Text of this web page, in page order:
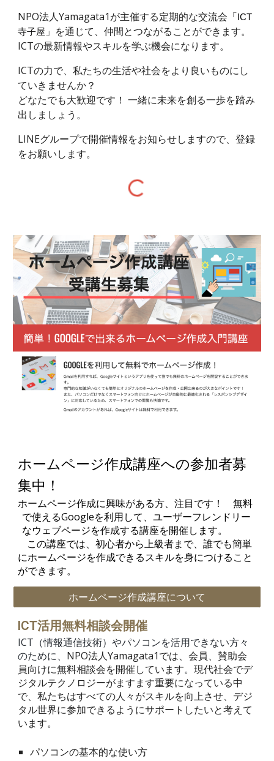
NPO法人Yamagata1が主催する定期的な交流会 「ICT
寺子屋 」 を通じて、仲間とつながることができます。
ICTの最新情報やスキルを学ぶ機会になります。
ICTの力で、私たちの生活や社会をより良いものにし
ていきませんか？
どなたでも大歓迎です！ 一緒に未来を創る一歩を踏み
出しましょう。
LINEグループで開催情報をお知らせしますので、登録
をお願いします。
ホームページ作成講座への参加者募
集中！
ホームページ作成に興味がある方、注目です！ 無料
で使えるGoogleを利用して、ユーザーフレンドリー
なウェブページを作成する講座を開催します。
この講座では、初心者から上級者まで、誰でも簡単
にホームページを作成できるスキルを身につけること
ができます。
ホームページ作成講座について
ICT活用無料相談会開催
ICT（情報通信技術）やパソコンを活用できない方々
のために、 NPO法人Yamagata1では、会員、賛助会
員向けに無料相談会を開催しています。現代社会でデ
ジタルテクノロジーがますます重要になっている中
で、私たちはすべての人々がスキルを向上させ、デジ
タル世界に参加できるようにサポートしたいと考えて
います。
パソコンの基本的な使い方